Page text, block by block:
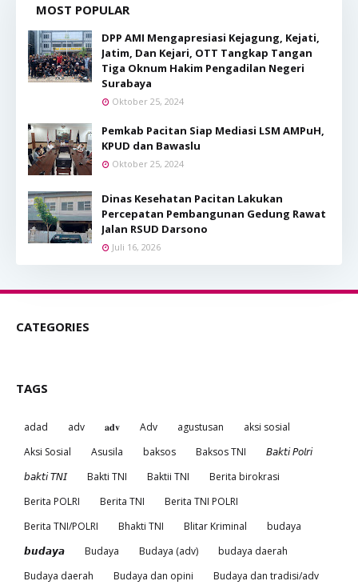
MOST POPULAR
DPP AMI Mengapresiasi Kejagung, Kejati,
Jatim, Dan Kejari, OTT Tangkap Tangan
Tiga Oknum Hakim Pengadilan Negeri
Surabaya
Oktober 25, 2024
Pemkab Pacitan Siap Mediasi LSM AMPuH,
KPUD dan Bawaslu
Oktober 25, 2024
Dinas Kesehatan Pacitan Lakukan
Percepatan Pembangunan Gedung Rawat
Jalan RSUD Darsono
Juli 16, 2026
CATEGORIES
TAGS
adad adv 𝐚𝐝𝐯 Adv agustusan
aksi sosial
Aksi Sosial
Asusila baksos Baksos TNI
𝘉𝘢𝘬𝘵𝘪 𝘗𝘰𝘭𝘳𝘪
𝘣𝘢𝘬𝘵𝘪 𝘛𝘕𝘐
Bakti TNI Baktii TNI
Berita birokrasi
Berita POLRI
Berita TNI
Berita TNI POLRI
Berita TNI/POLRI
Bhakti TNI Blitar Kriminal
budaya
𝙗𝙪𝙙𝙖𝙮𝙖
Budaya Budaya (adv)
budaya daerah
Budaya daerah
Budaya dan opini
Budaya dan tradisi/adv